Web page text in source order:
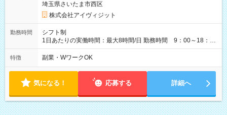
埼玉県さいたま市西区
株式会社アイヴィジット
勤務時間
シフト制
1日あたりの実働時間：最大8時間/日 勤務時間 9：00～18：
00(実働8h、休憩1h) 土日祝含む週3日～OK、シフト制 ※もちろ
ん週5日勤務もOK♪ 勤務期間：2026年8月12日～9月9日※リスト
特徴 副業・WワークOK
気になる！ 応募する 詳細へ